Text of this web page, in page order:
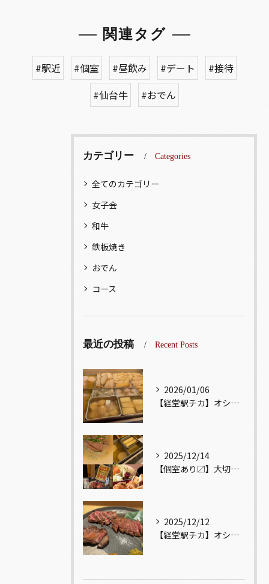
関連タグ
#駅近 #個室 #昼飲み #デート
#接待
#仙台牛
#おでん
カテゴリー Categories
全てのカテゴリー
女子会
和牛
鉄板焼き
おでん
コース
最近の投稿 Recent Posts
2026/01/06
【経堂駅チカ】オシャレ居酒屋🏮出汁が美味しいおでんがオススメ...
2025/12/14
【個室あり〼】大切な記念日、お祝い事でのご来店ぜひお待ちして...
2025/12/12
【経堂駅チカ】オシャレ居酒屋🏮自慢のお肉が楽しめる🐃お得なコ...